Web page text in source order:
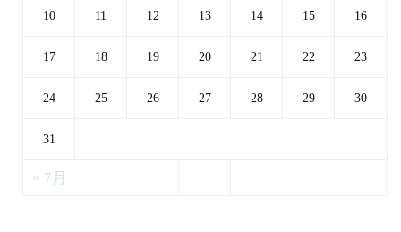
10 11 12 13 14 15 16
17 18 19 20 21 22 23
24 25 26 27 28 29 30
31
« 7月